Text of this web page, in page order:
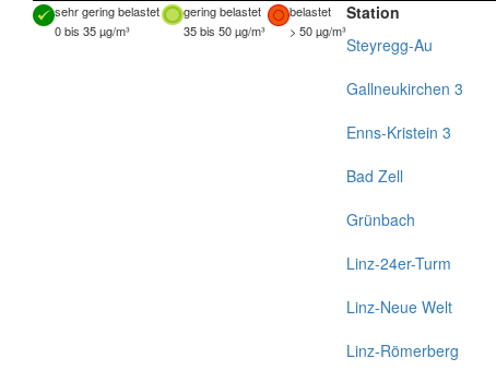
sehr gering belastet gering belastet
belastet
0 bis 35 µg/m³
35 bis 50 µg/m³ > 50 µg/m³
Station
Steyregg-Au
Gallneukirchen 3
Enns-Kristein 3
Bad Zell
Grünbach
Linz-24er-Turm
Linz-Neue Welt
Linz-Römerberg